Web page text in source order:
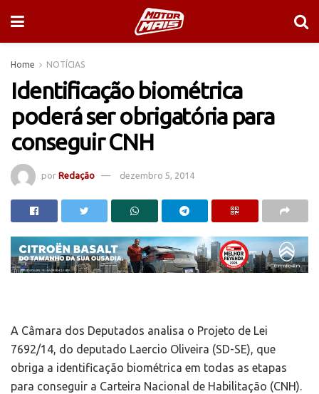
Home NOTÍCIAS
Identificação biométrica
poderá ser obrigatória para
conseguir CNH
por Redação dezembro 5, 2014
A Câmara dos Deputados analisa o Projeto de Lei
7692/14, do deputado Laercio Oliveira (SD-SE), que
obriga a identificação biométrica em todas as etapas
para conseguir a Carteira Nacional de Habilitação (CNH).